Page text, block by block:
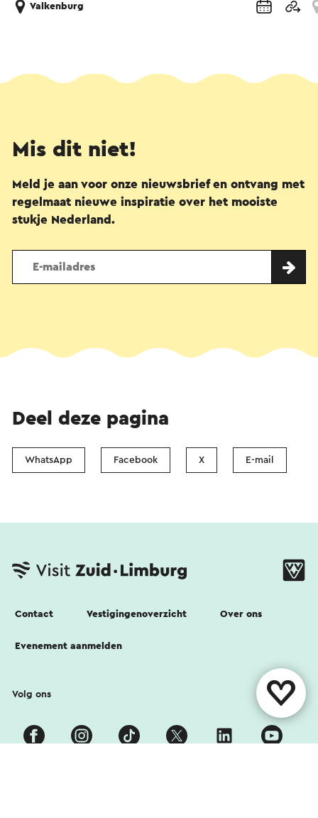
Valkenburg
Mis dit niet!
Meld je aan voor onze nieuwsbrief en ontvang met
regelmaat nieuwe inspiratie over het mooiste
stukje Nederland.
Deel deze pagina
WhatsApp Facebook X E-mail
Contact Vestigingenoverzicht Over ons
Evenement aanmelden
Volg ons